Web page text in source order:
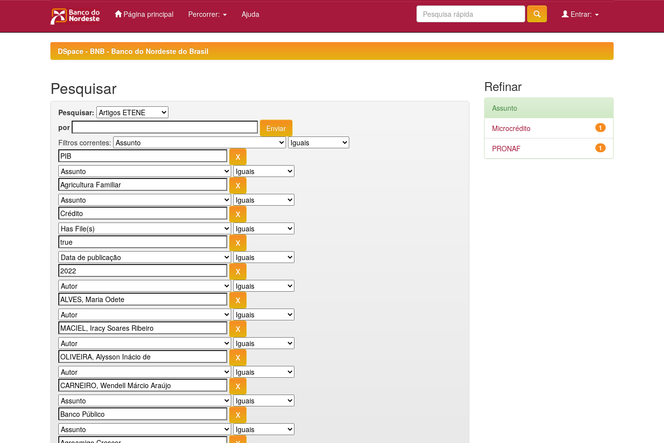
Página principal Percorrer: Ajuda Entrar:
DSpace - BNB - Banco do Nordeste do Brasil
Pesquisar
Pesquisar:
por
Filtros correntes:
Refinar
Assunto
1
Microcrédito
1
PRONAF